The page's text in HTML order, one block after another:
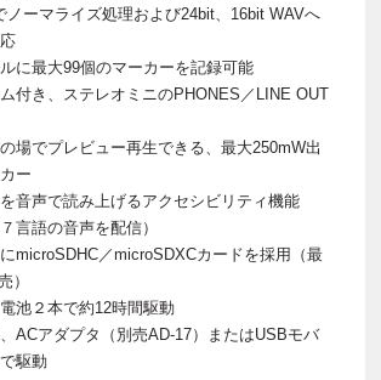
ノーマライズ処理および24bit、16bit WAVへ
に最大99個のマーカーを記録可能
付き、ステレオミニのPHONES／LINE OUT
場でプレビュー再生できる、最大250mW出
ー
音声で読み上げるアクセシビリティ機能
言語の音声を配信）
microSDHC／microSDXCカードを採用（最
）
池２本で約12時間駆動
ACアダプタ（別売AD-17）またはUSBモバ
駆動